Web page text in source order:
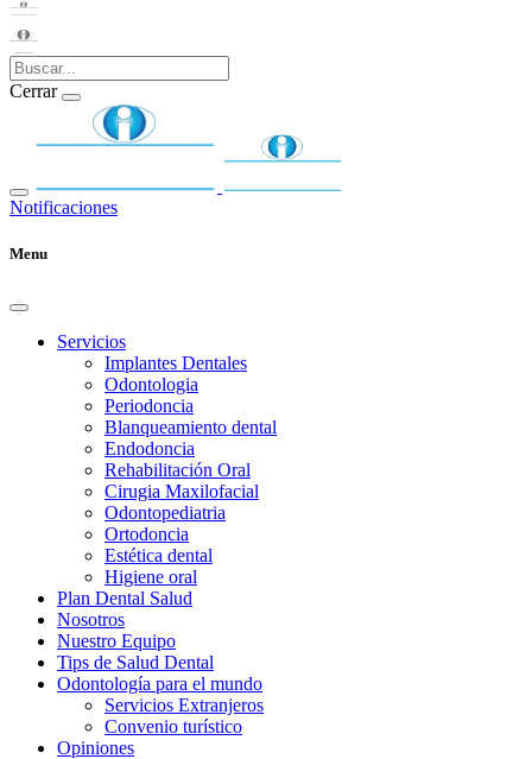
Cerrar
Notificaciones
Menu
Servicios
Implantes Dentales
Odontologia
Periodoncia
Blanqueamiento dental
Endodoncia
Rehabilitación Oral
Cirugia Maxilofacial
Odontopediatria
Ortodoncia
Estética dental
Higiene oral
Plan Dental Salud
Nosotros
Nuestro Equipo
Tips de Salud Dental
Odontología para el mundo
Servicios Extranjeros
Convenio turístico
Opiniones